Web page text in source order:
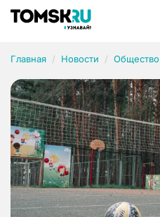
Главная Новости Общество